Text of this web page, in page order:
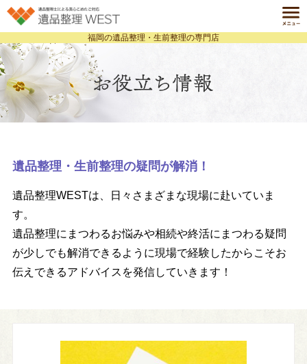
福岡の遺品整理・生前整理の専門店
遺品整理・生前整理の疑問が解消！
遺品整理WESTは、日々さまざまな現場に赴いていま
す。
遺品整理にまつわるお悩みや相続や終活にまつわる疑問
が少しでも解消できるように現場で経験したからこそお
伝えできるアドバイスを発信していきます！
ホーム
遺品整理とは
ABOUT
PRICE
CASE
Q&A
会社案内
COMPANY
お知らせ お問い合わせ